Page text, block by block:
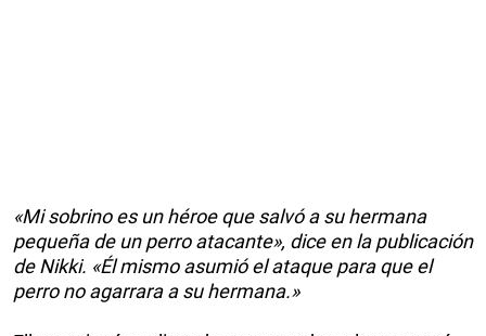
«Mi sobrino es un héroe que salvó a su hermana
pequeña de un perro atacante», dice en la publicación
de Nikki. «Él mismo asumió el ataque para que el
perro no agarrara a su hermana.»